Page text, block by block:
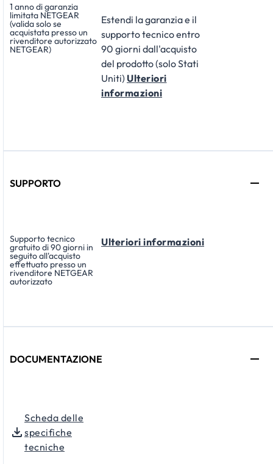
1 anno di garanzia
limitata NETGEAR
(valida solo se
acquistata presso un
rivenditore autorizzato
NETGEAR)
Estendi la garanzia e il
supporto tecnico entro
90 giorni dall'acquisto
del prodotto (solo Stati
Uniti) Ulteriori
informazioni
SUPPORTO
Supporto tecnico
gratuito di 90 giorni in
seguito all'acquisto
effettuato presso un
rivenditore NETGEAR
autorizzato
Ulteriori informazioni
DOCUMENTAZIONE
Scheda delle
specifiche
tecniche